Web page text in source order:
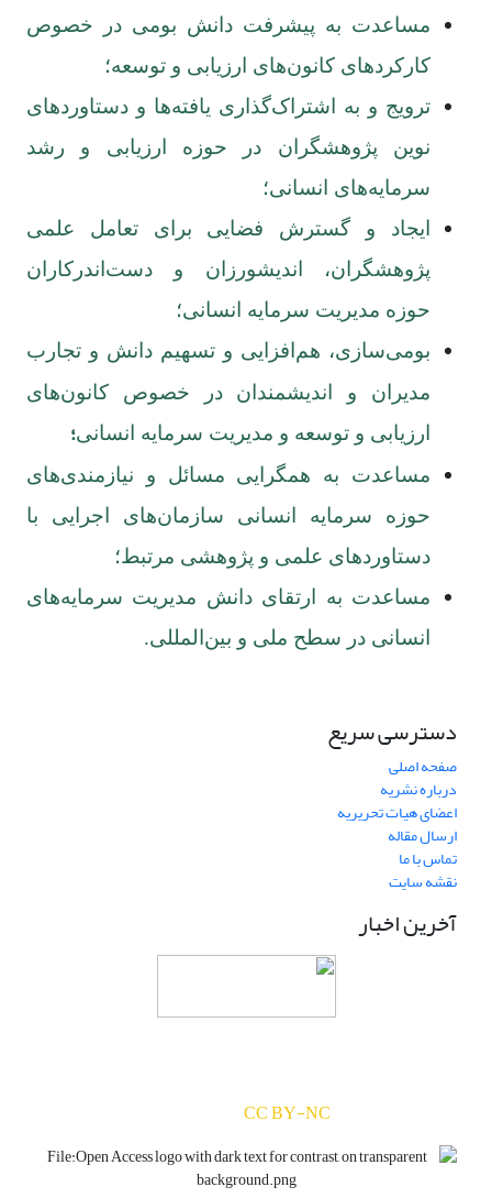
مساعدت به پیشرفت دانش بومی در خصوص
کارکردهای کانون‌های ارزیابی و توسعه؛
ترویج و به اشتراک‌گذاری یافته‌ها و دستاوردهای
نوین پژوهشگران در حوزه ارزیابی و رشد
سرمایه‌های انسانی؛
ایجاد و گسترش فضایی برای تعامل علمی
پژوهشگران، اندیشورزان و دست‌اندرکاران
حوزه مدیریت سرمایه انسانی؛
بومی‌سازی، هم‌افزایی و تسهیم دانش و تجارب
مدیران و اندیشمندان در خصوص کانون‌های
ارزیابی و توسعه و مدیریت سرمایه انسانی؛
مساعدت به همگرایی مسائل و نیازمندی‌های
حوزه سرمایه انسانی سازمان‌های اجرایی با
دستاوردهای علمی و پژوهشی مرتبط؛
مساعدت به ارتقای دانش مدیریت سرمایه‌های
انسانی در سطح ملی و بین‌المللی.
دسترسی سریع
صفحه اصلی
درباره نشریه
اعضای هیات تحریریه
ارسال مقاله
تماس با ما
نقشه سایت
آخرین اخبار
CC BY-NC